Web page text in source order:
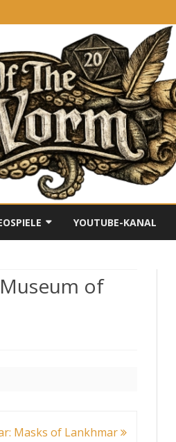
YOUTUBE-KANAL
of
Masks of Lankhmar